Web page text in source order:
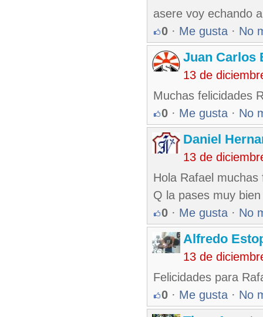
asere voy echando
0 · Me gusta · No
Juan Carlos
13 de
Muchas felicidades
0 · Me gusta · No
Daniel
13 de
Hola Rafael
Q la pases muy bien
0 · Me gusta · No
Alfredo
13 de
Felicidades para
0 · Me gusta · No